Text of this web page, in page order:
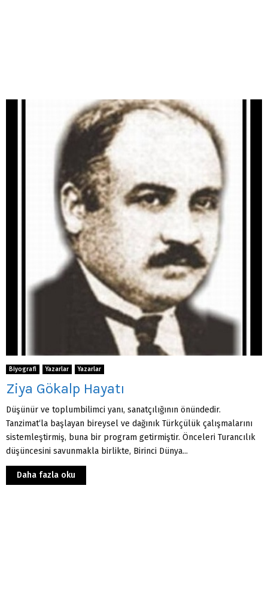
Biyografi Yazarlar Yazarlar
Ziya Gökalp Hayatı
Düşünür ve toplumbilimci yanı, sanatçılığının önündedir.
Tanzimat‘la başlayan bireysel ve dağınık Türk­çülük çalışmalarını
sistemleştirmiş, buna bir prog­ram getirmiştir. Önceleri Turancılık
düşüncesini savunmakla birlikte, Birinci Dünya...
Daha fazla oku